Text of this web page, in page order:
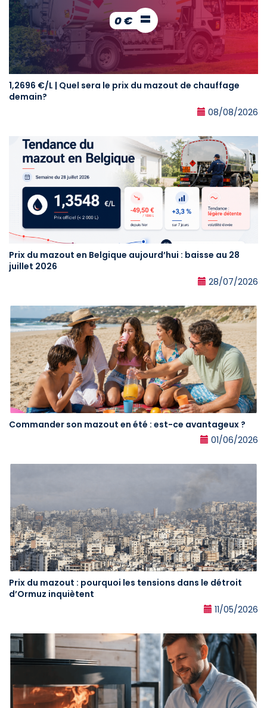
0 € =
1,2696 €/L | Quel sera le prix du mazout de chauffage
demain?
08/08/2026
Prix du mazout en Belgique aujourd’hui : baisse au 28
juillet 2026
28/07/2026
Commander son mazout en été : est-ce avantageux ?
01/06/2026
Prix du mazout : pourquoi les tensions dans le détroit
d’Ormuz inquiètent
11/05/2026